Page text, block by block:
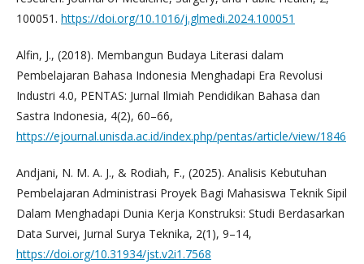
100051. https://doi.org/10.1016/j.glmedi.2024.100051
Alfin, J., (2018). Membangun Budaya Literasi dalam
Pembelajaran Bahasa Indonesia Menghadapi Era Revolusi
Industri 4.0, PENTAS: Jurnal Ilmiah Pendidikan Bahasa dan
Sastra Indonesia, 4(2), 60–66,
https://ejournal.unisda.ac.id/index.php/pentas/article/view/1846
Andjani, N. M. A. J., & Rodiah, F., (2025). Analisis Kebutuhan
Pembelajaran Administrasi Proyek Bagi Mahasiswa Teknik Sipil
Dalam Menghadapi Dunia Kerja Konstruksi: Studi Berdasarkan
Data Survei, Jurnal Surya Teknika, 2(1), 9–14,
https://doi.org/10.31934/jst.v2i1.7568